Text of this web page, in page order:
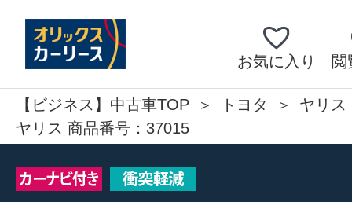
お気に入り 閲
【ビジネス】中古車TOP トヨタ
ヤリス
ヤリス 商品番号：37015